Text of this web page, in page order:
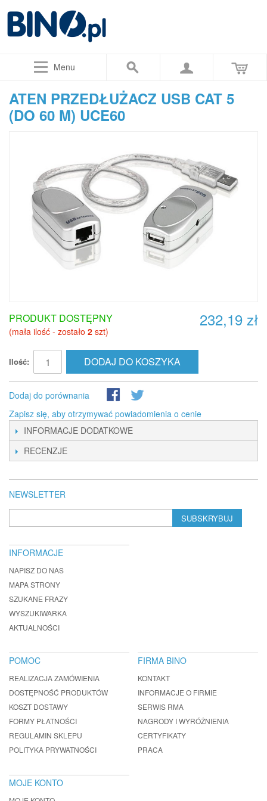
Menu
ATEN PRZEDŁUŻACZ USB CAT 5
(DO 60 M) UCE60
232,19 zł
PRODUKT DOSTĘPNY
(mała ilość - zostało 2 szt)
Ilość: DODAJ DO KOSZYKA
Dodaj do porównania
Zapisz się, aby otrzymywać powiadomienia o cenie
INFORMACJE DODATKOWE
RECENZJE
NEWSLETTER
SUBSKRYBUJ
INFORMACJE
NAPISZ DO NAS
MAPA STRONY
SZUKANE FRAZY
WYSZUKIWARKA
AKTUALNOŚCI
POMOC
REALIZACJA ZAMÓWIENIA
DOSTĘPNOŚĆ PRODUKTÓW
KOSZT DOSTAWY
FORMY PŁATNOŚCI
REGULAMIN SKLEPU
POLITYKA PRYWATNOŚCI
FIRMA BINO
KONTAKT
INFORMACJE O FIRMIE
SERWIS RMA
NAGRODY I WYRÓŻNIENIA
CERTYFIKATY
PRACA
MOJE KONTO